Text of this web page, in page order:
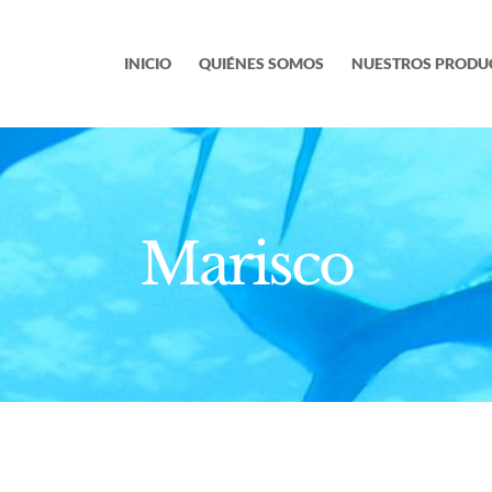
INICIO QUIÉNES SOMOS NUESTROS
Marisco